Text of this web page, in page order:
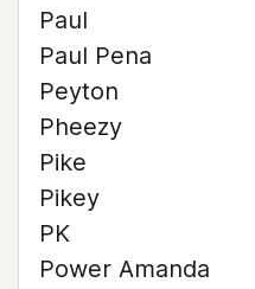
Paul
Paul Pena
Peyton
Pheezy
Pike
Pikey
PK
Power Amanda